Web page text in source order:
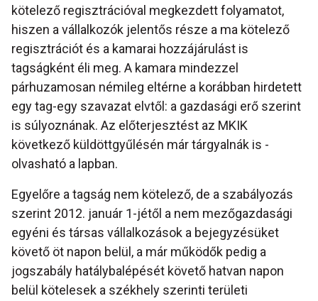
kötelező regisztrációval megkezdett folyamatot,
hiszen a vállalkozók jelentős része a ma kötelező
regisztrációt és a kamarai hozzájárulást is
tagságként éli meg. A kamara mindezzel
párhuzamosan némileg eltérne a korábban hirdetett
egy tag-egy szavazat elvtől: a gazdasági erő szerint
is súlyoznának. Az előterjesztést az MKIK
következő küldöttgyűlésén már tárgyalnák is -
olvasható a lapban.
Egyelőre a tagság nem kötelező, de a szabályozás
szerint 2012. január 1-jétől a nem mezőgazdasági
egyéni és társas vállalkozások a bejegyzésüket
követő öt napon belül, a már működők pedig a
jogszabály hatálybalépését követő hatvan napon
belül kötelesek a székhely szerinti területi